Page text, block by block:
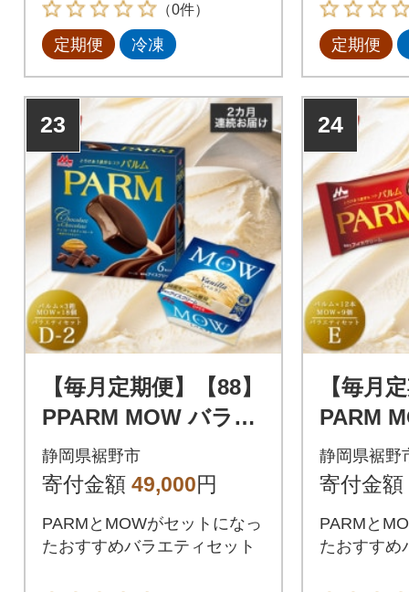
（0件）
定期便 冷凍 定期便
23
【毎月定期便】【88】
PPARM MOW バラエ
ティセットD-2全2回
静岡県裾野市
寄付金額 49,000円
PARMとMOWがセットになっ
たおすすめバラエティセット
24
【毎月
PARM
ィセッ
静岡県裾野
寄付金額
PARMと
たおすすめ